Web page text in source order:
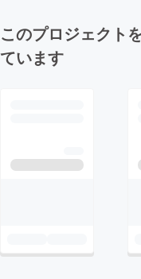
このプロジェクト
ています